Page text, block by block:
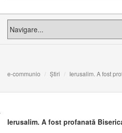
e-communio Știri Ierusalim. A fost
Ierusalim. A fost profanată